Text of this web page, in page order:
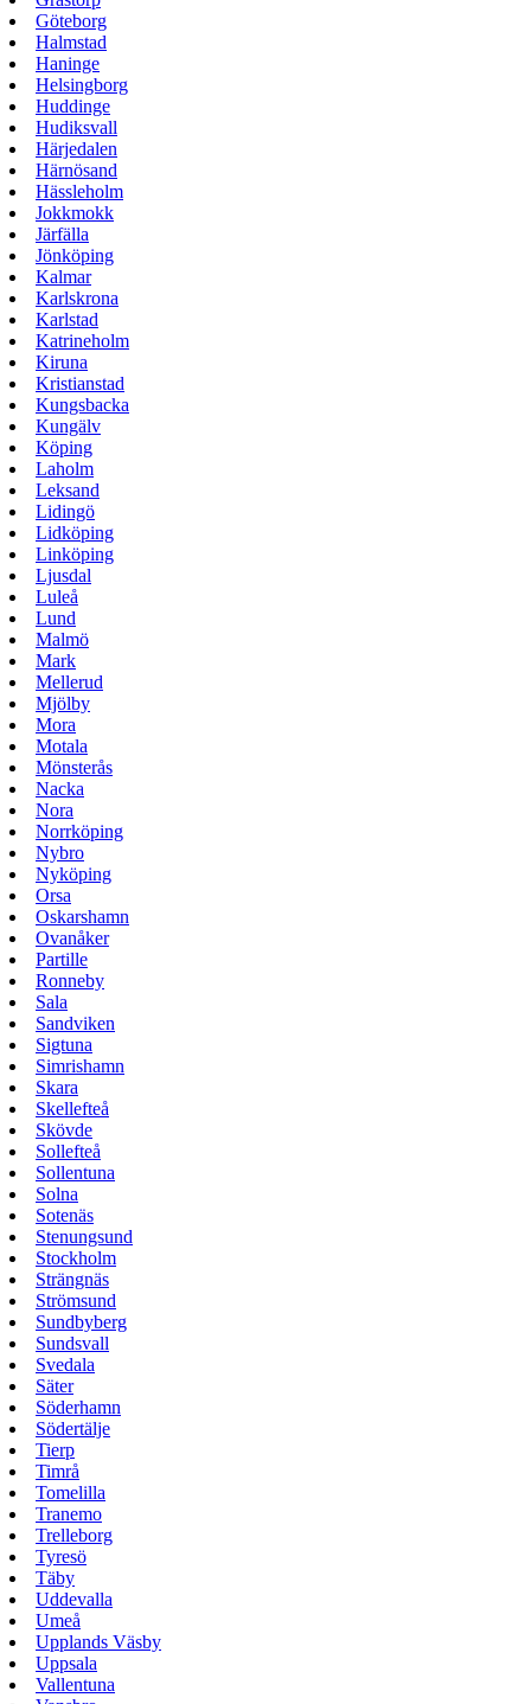
Göteborg
Halmstad
Haninge
Helsingborg
Huddinge
Hudiksvall
Härjedalen
Härnösand
Hässleholm
Jokkmokk
Järfälla
Jönköping
Kalmar
Karlskrona
Karlstad
Katrineholm
Kiruna
Kristianstad
Kungsbacka
Kungälv
Köping
Laholm
Leksand
Lidingö
Lidköping
Linköping
Ljusdal
Luleå
Lund
Malmö
Mark
Mellerud
Mjölby
Mora
Motala
Mönsterås
Nacka
Nora
Norrköping
Nybro
Nyköping
Orsa
Oskarshamn
Ovanåker
Partille
Ronneby
Sala
Sandviken
Sigtuna
Simrishamn
Skara
Skellefteå
Skövde
Sollefteå
Sollentuna
Solna
Sotenäs
Stenungsund
Stockholm
Strängnäs
Strömsund
Sundbyberg
Sundsvall
Svedala
Säter
Söderhamn
Södertälje
Tierp
Timrå
Tomelilla
Tranemo
Trelleborg
Tyresö
Täby
Uddevalla
Umeå
Upplands Väsby
Uppsala
Vallentuna